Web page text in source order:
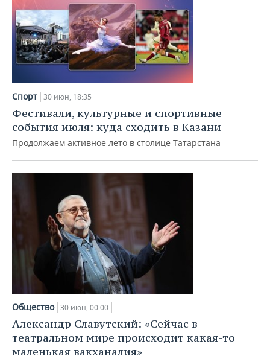
Спорт 30 июн, 18:35
Фестивали, культурные и спортивные
события июля: куда сходить в Казани
Продолжаем активное лето в столице Татарстана
Общество 30 июн, 00:00
Александр Славутский: «Сейчас в
театральном мире происходит какая-то
маленькая вакханалия»